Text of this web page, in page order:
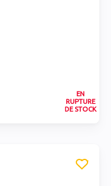
EN
RUPTURE
DE STOCK